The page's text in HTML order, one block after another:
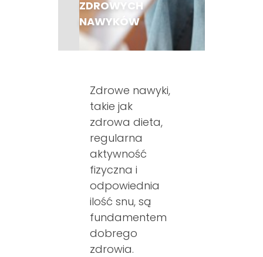
ZDROWYCH
NAWYKÓW
Zdrowe nawyki,
takie jak
zdrowa dieta,
regularna
aktywność
fizyczna i
odpowiednia
ilość snu, są
fundamentem
dobrego
zdrowia.